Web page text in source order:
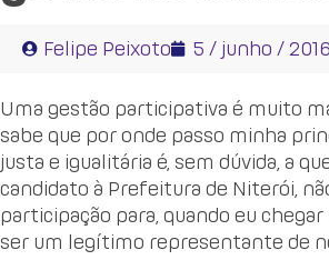
Felipe Peixoto 5 / junho / 2016
Uma gestão participativa é muito
sabe que por onde passo minha
justa e igualitária é, sem dúvida, a
candidato à Prefeitura de Niterói,
participação para, quando eu
ser um legítimo representante de